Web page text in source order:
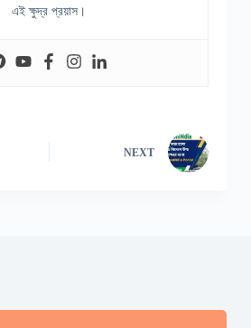
এই ক্ষুদ্র প্রয়াস।
NEXT